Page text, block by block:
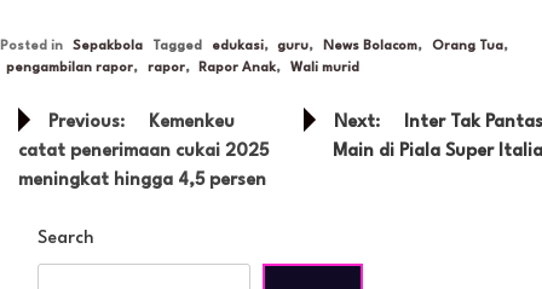
Posted in Sepakbola Tagged edukasi, guru, News Bolacom, Orang Tua,
pengambilan rapor, rapor, Rapor Anak, Wali murid
Post
navigation
Previous:
Kemenkeu
catat penerimaan cukai 2025
meningkat hingga 4,5 persen
Next:
Inter Tak Pantas
Main di Piala Super Italia
Search